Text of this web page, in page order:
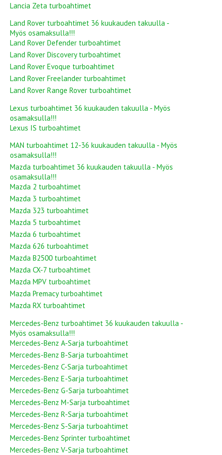
Lancia Zeta turboahtimet
Land Rover turboahtimet 36 kuukauden takuulla -
Myös osamaksulla!!!
Land Rover Defender turboahtimet
Land Rover Discovery turboahtimet
Land Rover Evoque turboahtimet
Land Rover Freelander turboahtimet
Land Rover Range Rover turboahtimet
Lexus turboahtimet 36 kuukauden takuulla - Myös
osamaksulla!!!
Lexus IS turboahtimet
MAN turboahtimet 12-36 kuukauden takuulla - Myös
osamaksulla!!!
Mazda turboahtimet 36 kuukauden takuulla - Myös
osamaksulla!!!
Mazda 2 turboahtimet
Mazda 3 turboahtimet
Mazda 323 turboahtimet
Mazda 5 turboahtimet
Mazda 6 turboahtimet
Mazda 626 turboahtimet
Mazda B2500 turboahtimet
Mazda CX-7 turboahtimet
Mazda MPV turboahtimet
Mazda Premacy turboahtimet
Mazda RX turboahtimet
Mercedes-Benz turboahtimet 36 kuukauden takuulla -
Myös osamaksulla!!!
Mercedes-Benz A-Sarja turboahtimet
Mercedes-Benz B-Sarja turboahtimet
Mercedes-Benz C-Sarja turboahtimet
Mercedes-Benz E-Sarja turboahtimet
Mercedes-Benz G-Sarja turboahtimet
Mercedes-Benz M-Sarja turboahtimet
Mercedes-Benz R-Sarja turboahtimet
Mercedes-Benz S-Sarja turboahtimet
Mercedes-Benz Sprinter turboahtimet
Mercedes-Benz V-Sarja turboahtimet